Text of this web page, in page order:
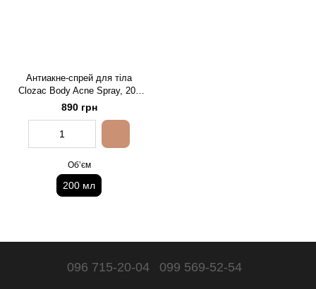
Антиакне-спрей для тіла
Clozac Body Acne Spray, 200
мл
890 грн
Обʼєм
200 мл
096 715-20-04 099 569-52-54